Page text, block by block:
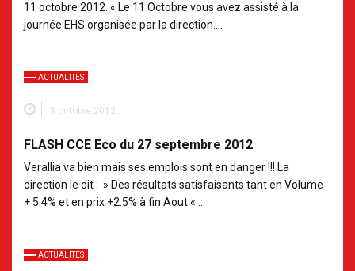
11 octobre 2012. « Le 11 Octobre vous avez assisté à la
journée EHS organisée par la direction….
ACTUALITÉS
3 octobre 2012
FLASH CCE Eco du 27 septembre 2012
Verallia va bien mais ses emplois sont en danger !!! La
direction le dit : » Des résultats satisfaisants tant en Volume
+ 5.4% et en prix +2.5% à fin Aout « …
ACTUALITÉS